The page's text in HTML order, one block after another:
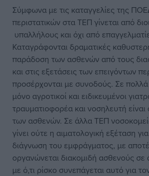
Σύμφωνα με τις καταγγελίες της
περιστατικών στα ΤΕΠ γίνεται από
υπαλλήλους και όχι από
Καταγράφονται δραματικές
παράδοση των ασθενών από τους
και στις εξετάσεις των επειγόντων
προσέρχονται με συνοδούς. Σε
μόνο αγροτικοί και ειδικευμένοι
τραυματιοφορέα και νοσηλευτή
των ασθενών. Σε άλλα ΤΕΠ
γίνει ούτε η αιματολογική εξέταση
διάγνωση του εμφράγματος, με
οργανώνεται διακομιδή ασθενούς σε
με ό,τι ρίσκο συνεπάγεται αυτό για